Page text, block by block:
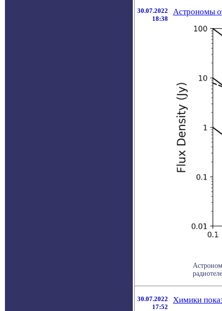
30.07.2022
18:38
Астрономы
30.07.2022
17:52
Химики